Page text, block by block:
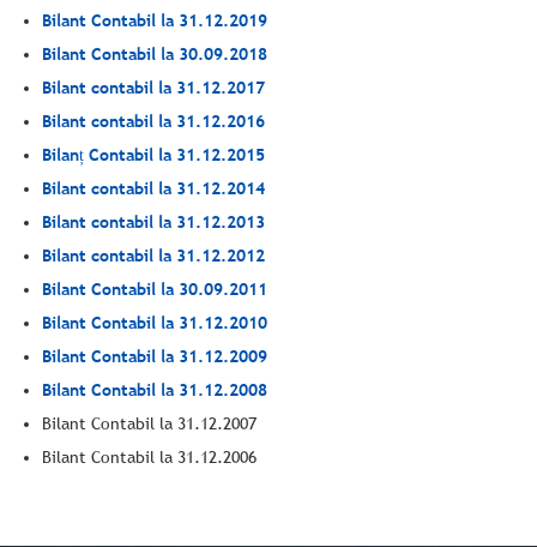
Bilant Contabil la 31.12.2019
Bilant Contabil la 30.09.2018
Bilant contabil la 31.12.2017
Bilant contabil la 31.12.2016
Bilanț Contabil la 31.12.2015
Bilant contabil la 31.12.2014
Bilant contabil la 31.12.2013
Bilant contabil la 31.12.2012
Bilant Contabil la 30.09.2011
Bilant Contabil la 31.12.2010
Bilant Contabil la 31.12.2009
Bilant Contabil la 31.12.2008
Bilant Contabil la 31.12.2007
Bilant Contabil la 31.12.2006